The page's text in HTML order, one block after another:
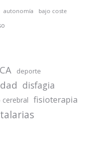
autonomía bajo coste
deporte
disfagia
cerebral fisioterapia